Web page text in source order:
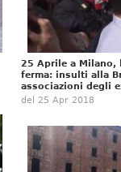
25 Aprile a Milano,
ferma: insulti alla
associazioni degli
del 25 Apr 2018